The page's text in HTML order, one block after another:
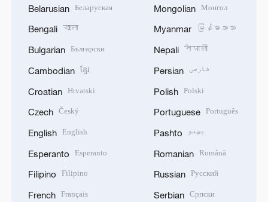
Belarusian Беларуская
Bengali বাংলা
Bulgarian Български
Cambodian ខ្មែរ
Croatian Hrvatski
Czech Český
English English
Esperanto Esperanto
Filipino Filipino
French Français
Mongolian Монгол
Myanmar မြန်မာဘာသာ
Nepali नेपाली
Persian فارسی
Polish Polski
Portuguese Português
Pashto پښتو
Romanian Română
Russian Русский
Serbian Српски